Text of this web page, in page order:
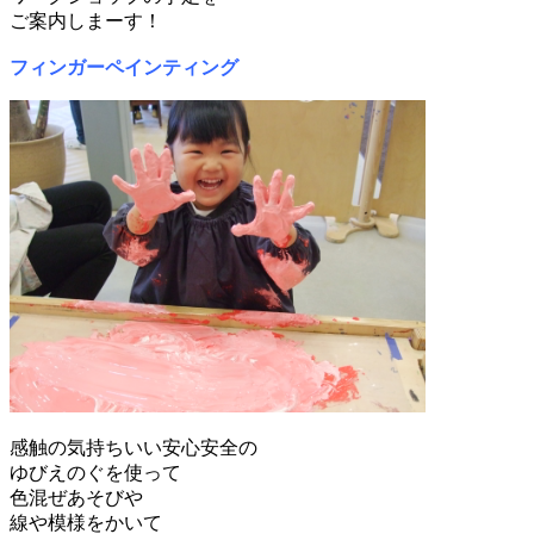
ご案内しまーす！
フィンガーペインティング
感触の気持ちいい安心安全の
ゆびえのぐを使って
色混ぜあそびや
線や模様をかいて